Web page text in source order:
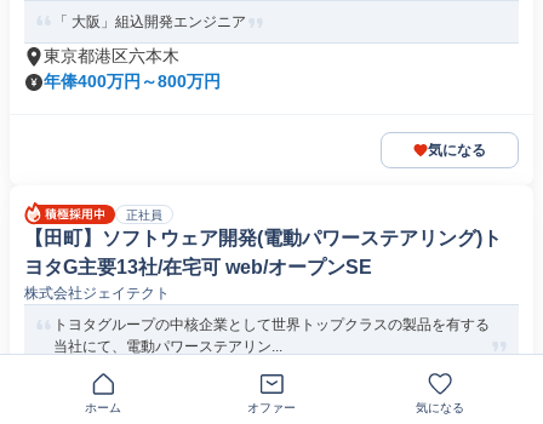
「 大阪」組込開発エンジニア
東京都港区六本木
年俸400万円～800万円
気になる
正社員
【田町】ソフトウェア開発(電動パワーステアリング)ト
ヨタG主要13社/在宅可 web/オープンSE
株式会社ジェイテクト
トヨタグループの中核企業として世界トップクラスの製品を有する
当社にて、電動パワーステアリン...
東京都港区
月給29万円以上
必要な経験・能力等 【必須】■プログラミングのご経験(小規
ホーム オファー 気になる